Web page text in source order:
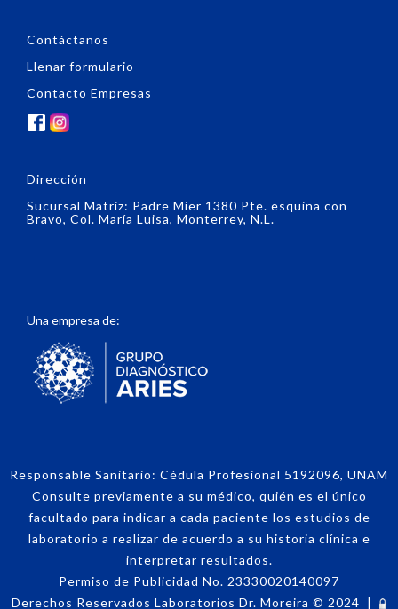
Contáctanos
Llenar formulario
Contacto Empresas
Dirección
Sucursal Matriz: Padre Mier 1380 Pte. esquina con
Bravo, Col. María Luisa, Monterrey, N.L.
Una empresa de:
Responsable Sanitario: Cédula Profesional 5192096, UNAM
Consulte previamente a su médico, quién es el único
facultado para indicar a cada paciente los estudios de
laboratorio a realizar de acuerdo a su historia clínica e
interpretar resultados.
Permiso de Publicidad No. 23330020140097
Derechos Reservados Laboratorios Dr. Moreira © 2024 |